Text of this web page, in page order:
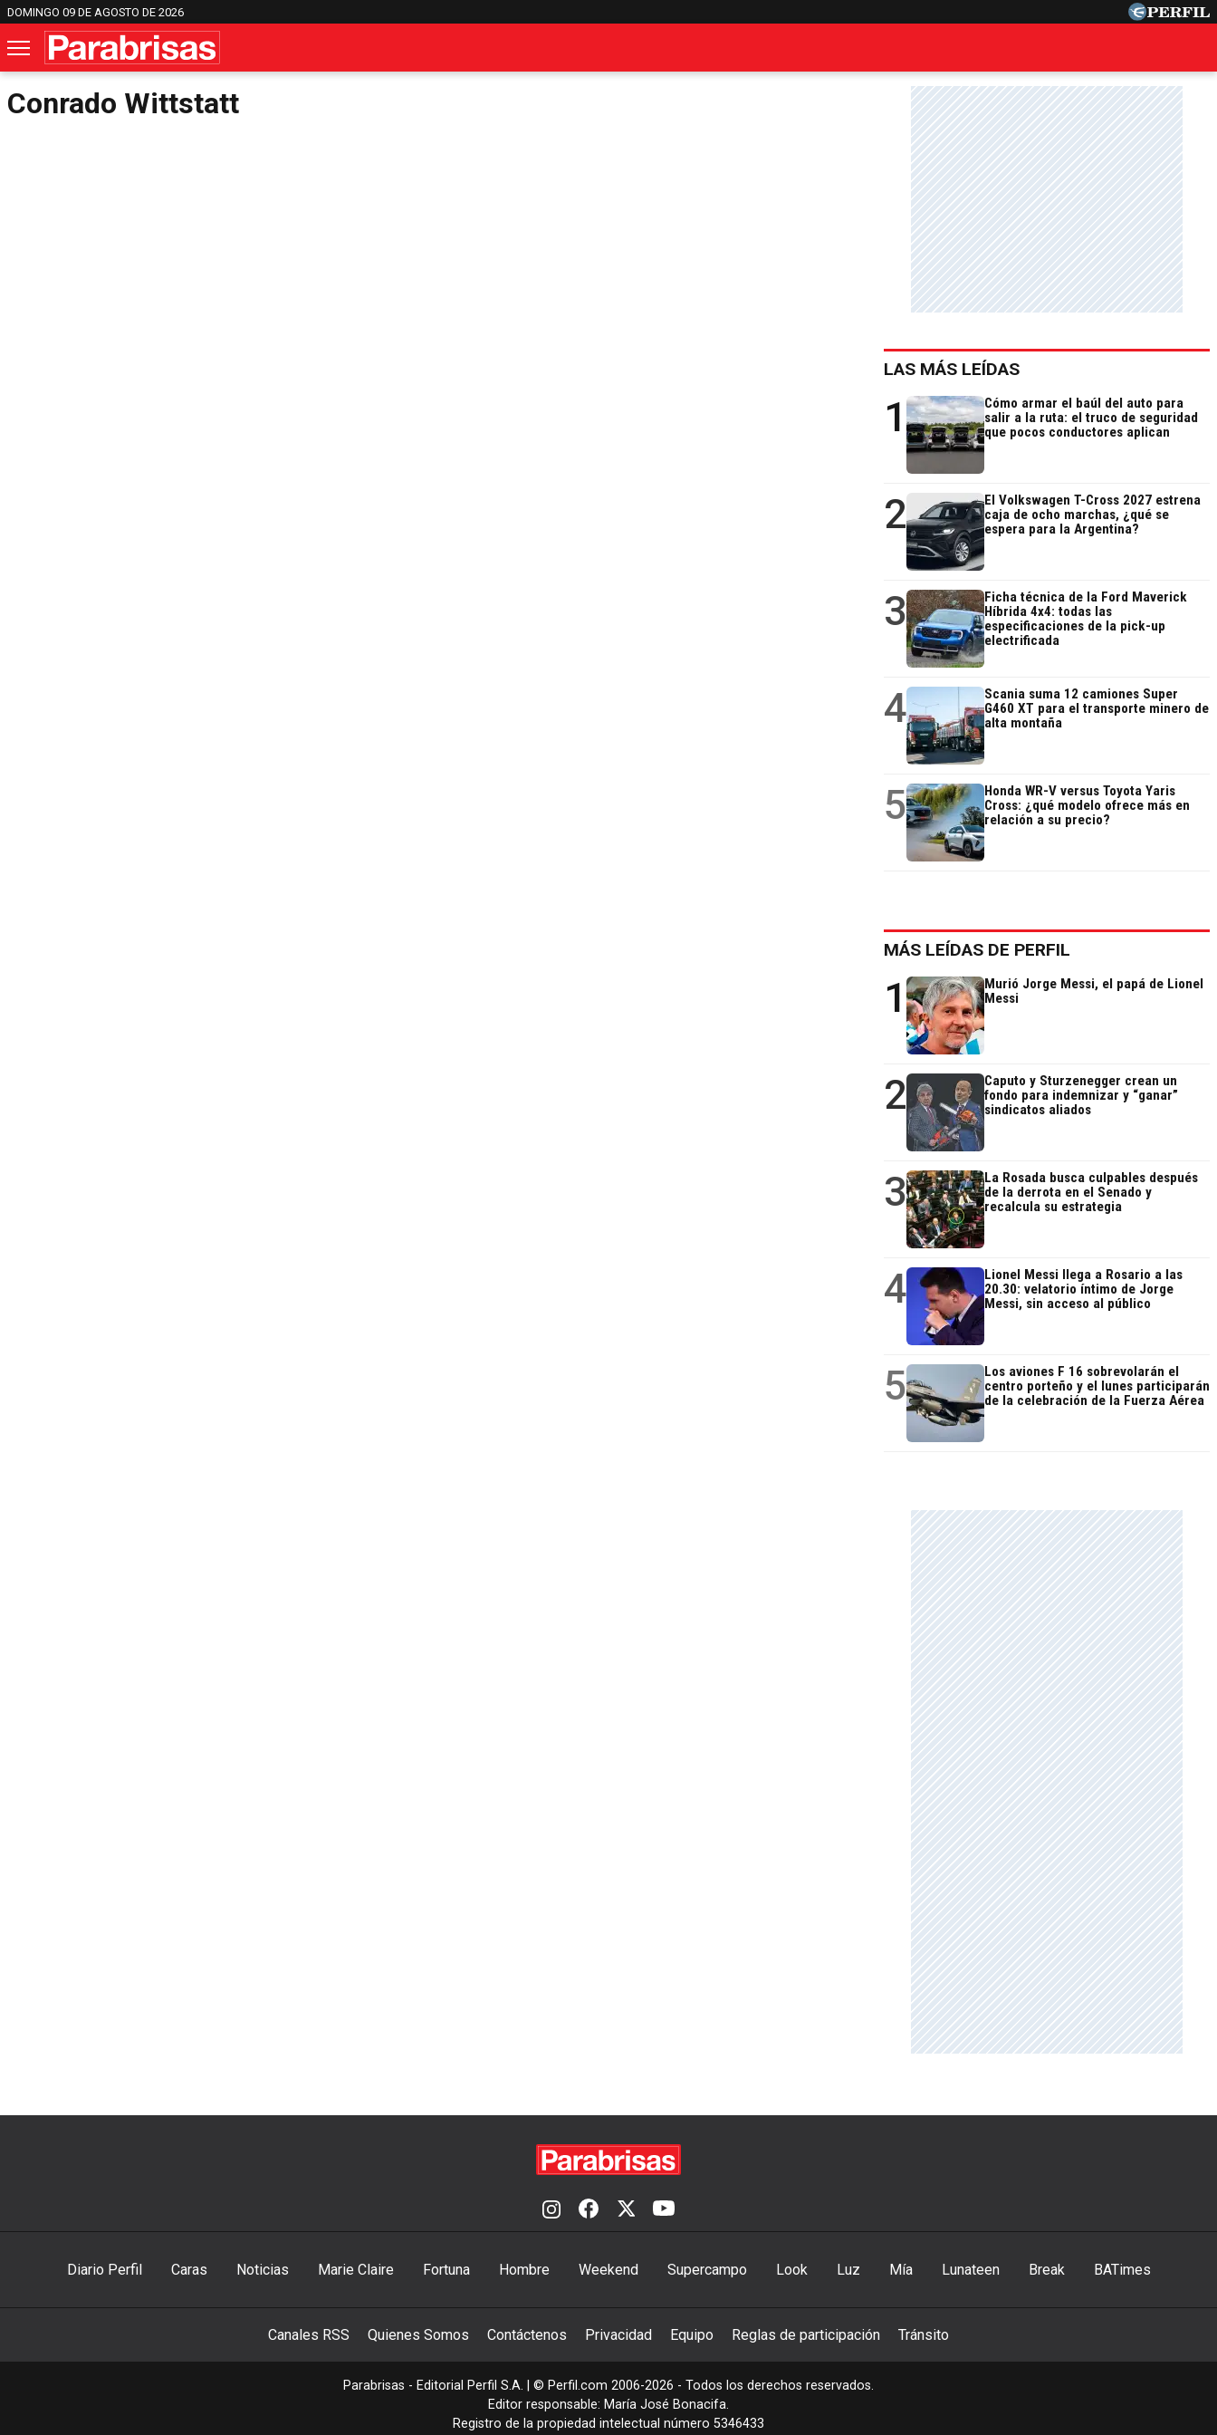
DOMINGO 09 DE AGOSTO DE 2026
Conrado Wittstatt
LAS MÁS LEÍDAS
1
Cómo armar el baúl del auto para
salir a la ruta: el truco de seguridad
que pocos conductores aplican
2
El Volkswagen T-Cross 2027 estrena
caja de ocho marchas, ¿qué se
espera para la Argentina?
3
Ficha técnica de la Ford Maverick
Híbrida 4x4: todas las
especificaciones de la pick-up
electrificada
4
Scania suma 12 camiones Super
G460 XT para el transporte minero de
alta montaña
5
Honda WR-V versus Toyota Yaris
Cross: ¿qué modelo ofrece más en
relación a su precio?
MÁS LEÍDAS DE PERFIL
1
Murió Jorge Messi, el papá de Lionel
Messi
2
Caputo y Sturzenegger crean un
fondo para indemnizar y “ganar”
sindicatos aliados
3
La Rosada busca culpables después
de la derrota en el Senado y
recalcula su estrategia
4
Lionel Messi llega a Rosario a las
20.30: velatorio íntimo de Jorge
Messi, sin acceso al público
5
Los aviones F 16 sobrevolarán el
centro porteño y el lunes participarán
de la celebración de la Fuerza Aérea
Diario Perfil Caras Noticias Marie Claire Fortuna Hombre Weekend Supercampo Look Luz Mía Lunateen Break BATimes
Canales RSS Quienes Somos Contáctenos Privacidad Equipo Reglas de participación Tránsito
Parabrisas - Editorial Perfil S.A. | © Perfil.com 2006-2026 - Todos los derechos reservados.
Editor responsable: María José Bonacifa.
Registro de la propiedad intelectual número 5346433